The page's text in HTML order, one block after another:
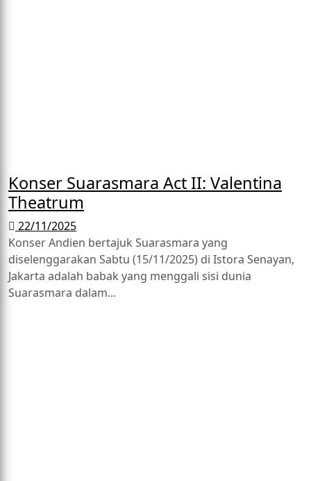
Konser Suarasmara Act II: Valentina
Theatrum
22/11/2025
Konser Andien bertajuk Suarasmara yang
diselenggarakan Sabtu (15/11/2025) di Istora Senayan,
Jakarta adalah babak yang menggali sisi dunia
Suarasmara dalam...